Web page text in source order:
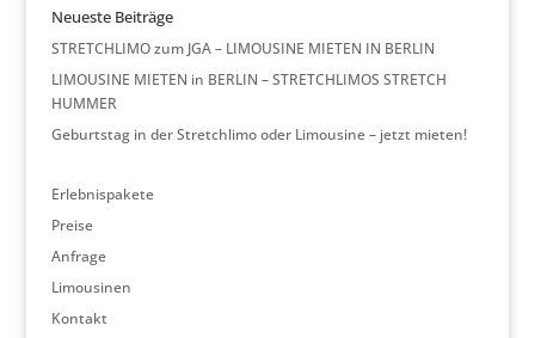
Neueste Beiträge
STRETCHLIMO zum JGA – LIMOUSINE MIETEN IN BERLIN
LIMOUSINE MIETEN in BERLIN – STRETCHLIMOS STRETCH
HUMMER
Geburtstag in der Stretchlimo oder Limousine – jetzt mieten!
Erlebnispakete
Preise
Anfrage
Limousinen
Kontakt